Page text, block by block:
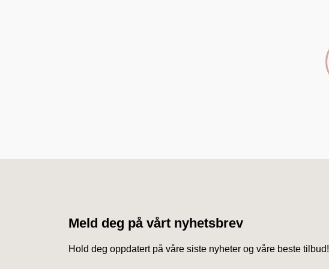
Meld deg på vårt nyhetsbrev
Hold deg oppdatert på våre siste nyheter og våre beste tilbud!